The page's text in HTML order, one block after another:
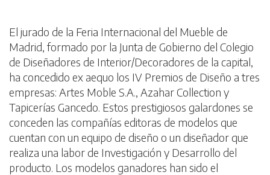
El jurado de la Feria Internacional del Mueble de
Madrid, formado por la Junta de Gobierno del Colegio
de Diseñadores de Interior/Decoradores de la capital,
ha concedido ex aequo los IV Premios de Diseño a tres
empresas: Artes Moble S.A., Azahar Collection y
Tapicerías Gancedo. Estos prestigiosos galardones se
conceden las compañías editoras de modelos que
cuentan con un equipo de diseño o un diseñador que
realiza una labor de Investigación y Desarrollo del
producto. Los modelos ganadores han sido el